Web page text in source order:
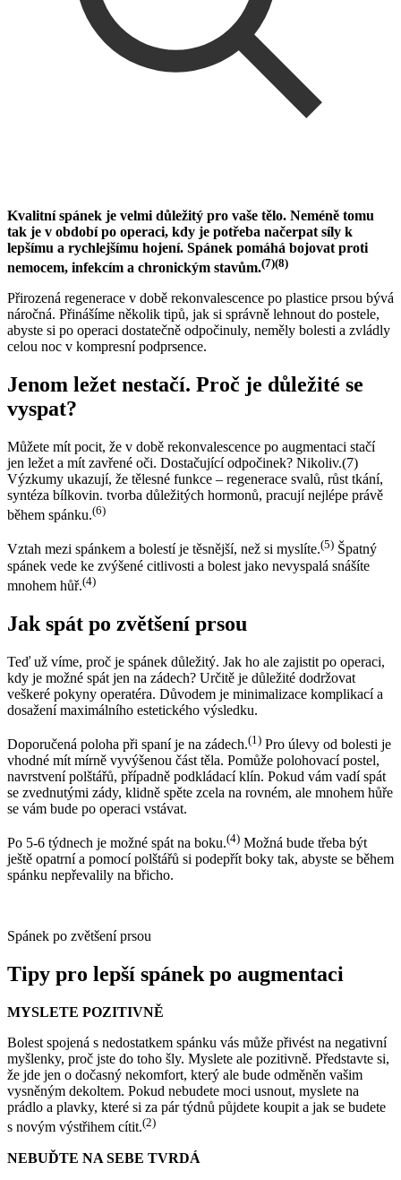
Kvalitní spánek je velmi důležitý pro vaše tělo. Neméně tomu
tak je v období po operaci, kdy je potřeba načerpat síly k
lepšímu a rychlejšímu hojení. Spánek pomáhá bojovat proti
nemocem, infekcím a chronickým stavům.(7)(8)
Přirozená regenerace v době rekonvalescence po plastice prsou bývá
náročná. Přinášíme několik tipů, jak si správně lehnout do postele,
abyste si po operaci dostatečně odpočinuly, neměly bolesti a zvládly
celou noc v kompresní podprsence.
Jenom ležet nestačí. Proč je důležité se
vyspat?
Můžete mít pocit, že v době rekonvalescence po augmentaci stačí
jen ležet a mít zavřené oči. Dostačující odpočinek? Nikoliv.(7)
Výzkumy ukazují, že tělesné funkce – regenerace svalů, růst tkání,
syntéza bílkovin. tvorba důležitých hormonů, pracují nejlépe právě
během spánku.(6)
Vztah mezi spánkem a bolestí je těsnější, než si myslíte.(5) Špatný
spánek vede ke zvýšené citlivosti a bolest jako nevyspalá snášíte
mnohem hůř.(4)
Jak spát po zvětšení prsou
Teď už víme, proč je spánek důležitý. Jak ho ale zajistit po operaci,
kdy je možné spát jen na zádech? Určitě je důležité dodržovat
veškeré pokyny operatéra. Důvodem je minimalizace komplikací a
dosažení maximálního estetického výsledku.
Doporučená poloha při spaní je na zádech.(1) Pro úlevy od bolesti je
vhodné mít mírně vyvýšenou část těla. Pomůže polohovací postel,
navrstvení polštářů, případně podkládací klín. Pokud vám vadí spát
se zvednutými zády, klidně spěte zcela na rovném, ale mnohem hůře
se vám bude po operaci vstávat.
Po 5-6 týdnech je možné spát na boku.(4) Možná bude třeba být
ještě opatrní a pomocí polštářů si podepřít boky tak, abyste se během
spánku nepřevalily na břicho.
Spánek po zvětšení prsou
Tipy pro lepší spánek po augmentaci
MYSLETE POZITIVNĚ
Bolest spojená s nedostatkem spánku vás může přivést na negativní
myšlenky, proč jste do toho šly. Myslete ale pozitivně. Představte si,
že jde jen o dočasný nekomfort, který ale bude odměněn vašim
vysněným dekoltem. Pokud nebudete moci usnout, myslete na
prádlo a plavky, které si za pár týdnů půjdete koupit a jak se budete
s novým výstřihem cítit.(2)
NEBUĎTE NA SEBE TVRDÁ